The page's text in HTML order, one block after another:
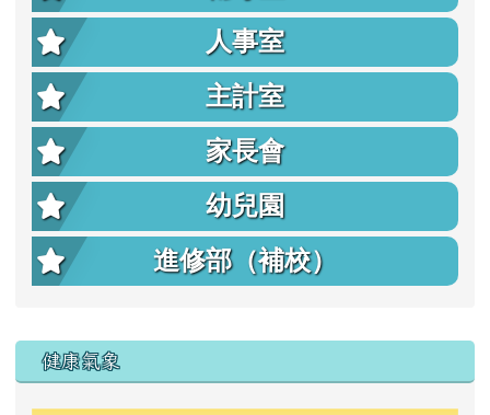
人事室
主計室
家長會
幼兒園
進修部（補校）
右邊區域內容
健康氣象